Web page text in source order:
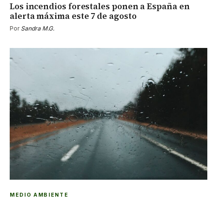
Los incendios forestales ponen a España en
alerta máxima este 7 de agosto
Por Sandra M.G.
MEDIO AMBIENTE